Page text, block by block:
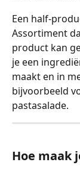
Een half-
Assortiment
product kan
je een
maakt en in
bijvoorbeeld
pastasalade.
Hoe maak